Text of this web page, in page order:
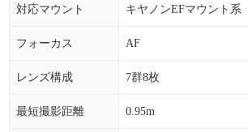
2025年03月 100,500円 0.00%
2025年02月 100,500円
2025年01月 99,523円
2024年12月
対応マウント キヤノンEFマウント系
フォーカス AF
レンズ構成 7群8枚
最短撮影距離 0.95m